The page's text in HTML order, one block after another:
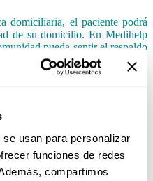
usan para personalizar
funciones de redes
compartimos
domiciliaria, el paciente podrá
de su domicilio. En Medihelp
pueda sentir el respaldo
aseguradora a la cual está
en salud.